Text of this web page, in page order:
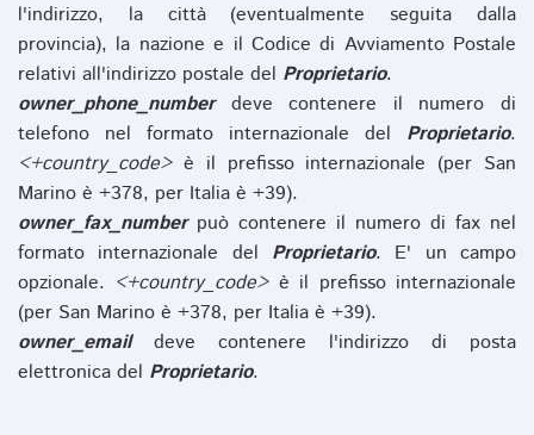
l'indirizzo, la città (eventualmente seguita dalla
provincia), la nazione e il Codice di Avviamento Postale
relativi all'indirizzo postale del Proprietario.
owner_phone_numberdeve contenere il numero di
telefono nel formato internazionale del Proprietario.
<+country_code>è il prefisso internazionale (per San
Marino è +378, per Italia è +39).
owner_fax_numberpuò contenere il numero di fax nel
formato internazionale del Proprietario. E' un campo
opzionale. <+country_code>è il prefisso internazionale
(per San Marino è +378, per Italia è +39).
owner_emaildeve contenere l'indirizzo di posta
elettronica del Proprietario.